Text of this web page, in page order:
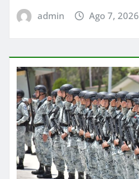
admin Ago 7, 2026